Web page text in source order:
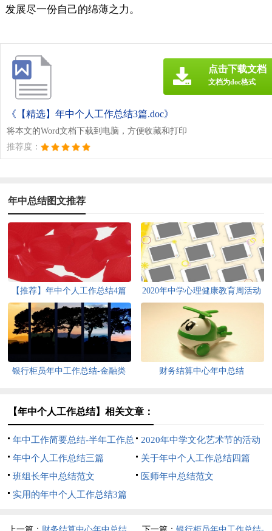
发展尽一份自己的绵薄之力。
《【精选】年中个人工作总结3篇.doc》
将本文的Word文档下载到电脑，方便收藏和打印
推荐度：
点击下载文档
文档为doc格式
年中总结图文推荐
【推荐】年中个人工作总结4篇
2020年中学心理健康教育周活动
总结
银行柜员年中工作总结-金融类
财务结算中心年中总结
【年中个人工作总结】相关文章：
年中工作简要总结-半年工作总
结
2020年中学文化艺术节的活动
总结
年中个人工作总结三篇
关于年中个人工作总结四篇
班组长年中总结范文
医师年中总结范文
实用的年中个人工作总结3篇